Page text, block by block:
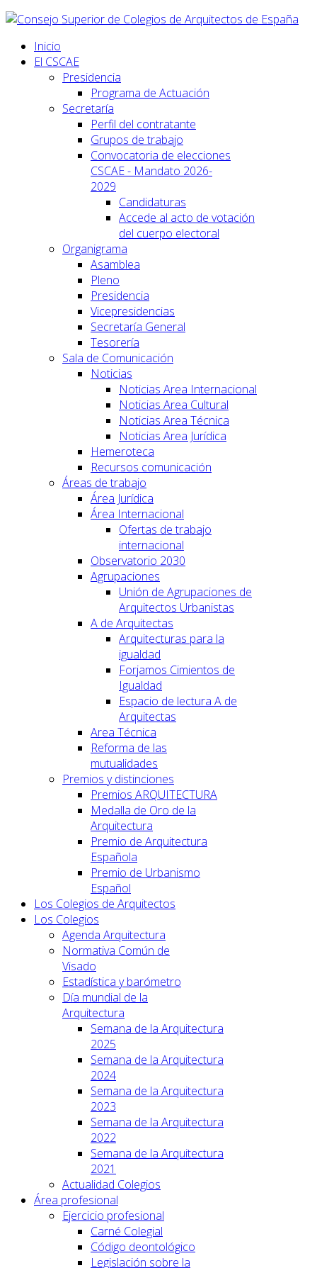
Inicio
El CSCAE
Presidencia
Programa de Actuación
Secretaría
Perfil del contratante
Grupos de trabajo
Convocatoria de elecciones
CSCAE - Mandato 2026-
2029
Candidaturas
Accede al acto de votación
del cuerpo electoral
Organigrama
Asamblea
Pleno
Presidencia
Vicepresidencias
Secretaría General
Tesorería
Sala de Comunicación
Noticias
Noticias Area Internacional
Noticias Area Cultural
Noticias Area Técnica
Noticias Area Jurídica
Hemeroteca
Recursos comunicación
Áreas de trabajo
Área Jurídica
Área Internacional
Ofertas de trabajo
internacional
Observatorio 2030
Agrupaciones
Unión de Agrupaciones de
Arquitectos Urbanistas
A de Arquitectas
Arquitecturas para la
igualdad
Forjamos Cimientos de
Igualdad
Espacio de lectura A de
Arquitectas
Area Técnica
Reforma de las
mutualidades
Premios y distinciones
Premios ARQUITECTURA
Medalla de Oro de la
Arquitectura
Premio de Arquitectura
Española
Premio de Urbanismo
Español
Los Colegios de Arquitectos
Los Colegios
Agenda Arquitectura
Normativa Común de
Visado
Estadística y barómetro
Día mundial de la
Arquitectura
Semana de la Arquitectura
2025
Semana de la Arquitectura
2024
Semana de la Arquitectura
2023
Semana de la Arquitectura
2022
Semana de la Arquitectura
2021
Actualidad Colegios
Área profesional
Ejercicio profesional
Carné Colegial
Código deontológico
Legislación sobre la